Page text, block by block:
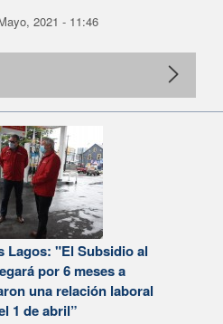
2021 - 11:46
Lagos: "El Subsidio al
por 6 meses a
una relación laboral
1 de abril”